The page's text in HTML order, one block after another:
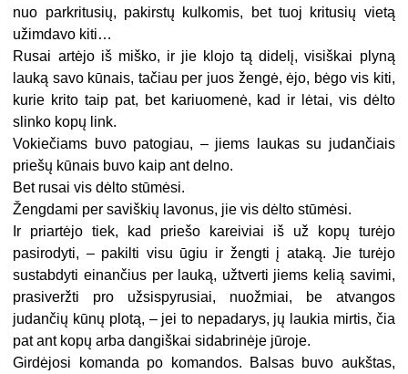
nuo parkritusių, pakirstų kulkomis, bet tuoj kritusių vietą
užimdavo kiti…
Rusai artėjo iš miško, ir jie klojo tą didelį, visiškai plyną
lauką savo kūnais, tačiau per juos žengė, ėjo, bėgo vis kiti,
kurie krito taip pat, bet kariuomenė, kad ir lėtai, vis dėlto
slinko kopų link.
Vokiečiams buvo patogiau, – jiems laukas su judančiais
priešų kūnais buvo kaip ant delno.
Bet rusai vis dėlto stūmėsi.
Žengdami per saviškių lavonus, jie vis dėlto stūmėsi.
Ir priartėjo tiek, kad priešo kareiviai iš už kopų turėjo
pasirodyti, – pakilti visu ūgiu ir žengti į ataką. Jie turėjo
sustabdyti einančius per lauką, užtverti jiems kelią savimi,
prasiveržti pro užsispyrusiai, nuožmiai, be atvangos
judančių kūnų plotą, – jei to nepadarys, jų laukia mirtis, čia
pat ant kopų arba dangiškai sidabrinėje jūroje.
Girdėjosi komanda po komandos. Balsas buvo aukštas,